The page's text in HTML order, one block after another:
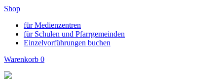
Shop
für Medienzentren
für Schulen und Pfarrgemeinden
Einzelvorführungen buchen
Warenkorb 0